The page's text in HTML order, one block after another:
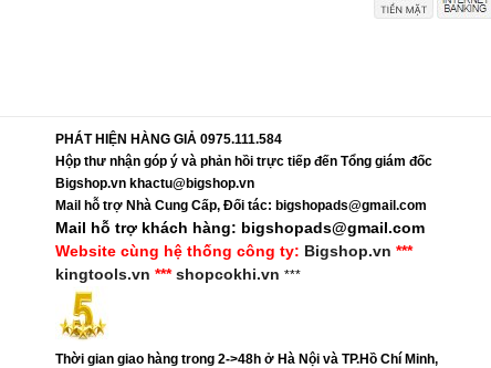
PHÁT HIỆN HÀNG GIẢ 0975.111.584
Hộp thư nhận góp ý và phản hồi trực tiếp đến Tổng giám đốc
Bigshop.vn khactu@bigshop.vn
Mail hỗ trợ Nhà Cung Cấp, Đối tác: bigshopads@gmail.com
Mail hỗ trợ khách hàng: bigshopads@gmail.com
Website cùng hệ thống công ty: Bigshop.vn ***
kingtools.vn ***shopcokhi.vn ***
Thời gian giao hàng trong 2->48h ở Hà Nội và TP.Hồ Chí Minh,